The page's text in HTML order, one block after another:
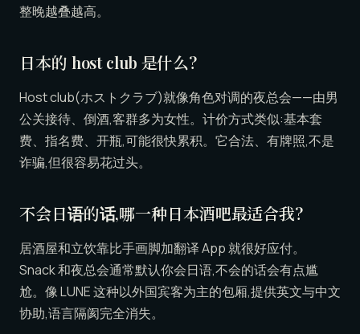
整晚越叠越高。
日本的 host club 是什么?
Host club(ホストクラブ)就像角色对调的夜总会——由男
公关接待、倒酒,客群多为女性。计价方式类似:基本套
费、指名费、开瓶,可能很快累积。它合法、有牌照,不是
诈骗,但很容易花过头。
不会日语的话,哪一种日本酒吧最适合我?
居酒屋和立饮靠比手画脚加翻译 App 就很好应付。
Snack 和夜总会通常默认你会日语,不会的话会有点尴
尬。像 LUNE 这种以外国宾客为主的包厢,提供英文与中文
协助,语言隔阂完全消失。